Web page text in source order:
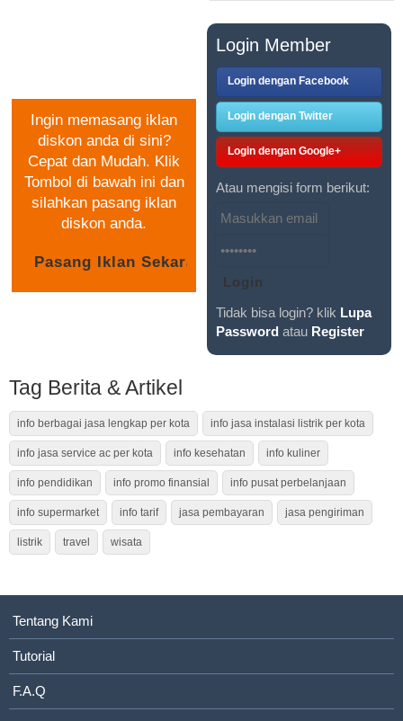
Ingin memasang iklan
diskon anda di sini?
Cepat dan Mudah. Klik
Tombol di bawah ini dan
silahkan pasang iklan
diskon anda.
Login Member
Login dengan Facebook
Login dengan Twitter
Login dengan Google+
Atau mengisi form berikut:
Tidak bisa login? klik Lupa
Password atau Register
Tag Berita & Artikel
info berbagai jasa lengkap per kota info jasa instalasi listrik per kota
info jasa service ac per kota info kesehatan info kuliner
info pendidikan info promo finansial info pusat perbelanjaan
info supermarket info tarif jasa pembayaran jasa pengiriman
listrik travel wisata
Tentang Kami
Tutorial
F.A.Q